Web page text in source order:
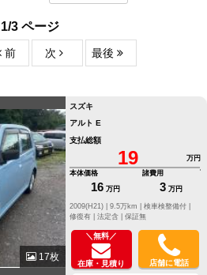
1/3 ページ
前 次 最後
17枚
スズキ
アルト E
支払総額
19
万円
本体価格
16 万円
諸費用
3 万円
修復有 | 法定含 | 保証無
＼無料／
在庫・見積り 店舗に電話